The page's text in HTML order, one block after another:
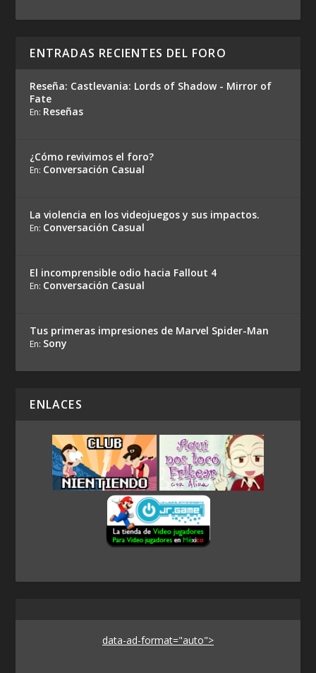
ENTRADAS RECIENTES DEL FORO
Reseña: Castlevania: Lords of Shadow - Mirror of
Fate
En: Reseñas
¿Cómo revivimos el foro?
En: Conversación Casual
La violencia en los videojuegos y sus impactos.
En: Conversación Casual
El incomprensible odio hacia Fallout 4
En: Conversación Casual
Tus primeras impresiones de Marvel Spider-Man
En: Sony
ENLACES
data-ad-format="auto">